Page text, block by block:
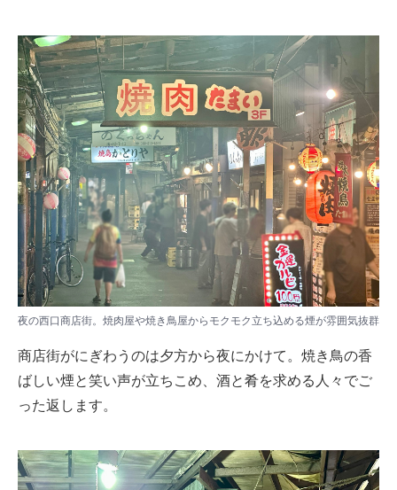
夜の西口商店街。焼肉屋や焼き鳥屋からモクモク立ち込める煙が雰囲気抜群
商店街がにぎわうのは夕方から夜にかけて。焼き鳥の香
ばしい煙と笑い声が立ちこめ、酒と肴を求める人々でご
った返します。